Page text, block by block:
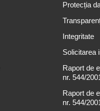
Protecția
Integritate
Solicitarea
Raport de
nr. 544/
Raport de
nr. 544/